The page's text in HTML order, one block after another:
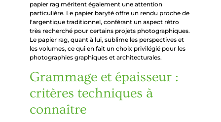
papier rag méritent également une attention
particulière. Le papier baryté offre un rendu proche de
l'argentique traditionnel, conférant un aspect rétro
très recherché pour certains projets photographiques.
Le papier rag, quant à lui, sublime les perspectives et
les volumes, ce qui en fait un choix privilégié pour les
photographies graphiques et architecturales.
Grammage et épaisseur :
critères techniques à
connaître